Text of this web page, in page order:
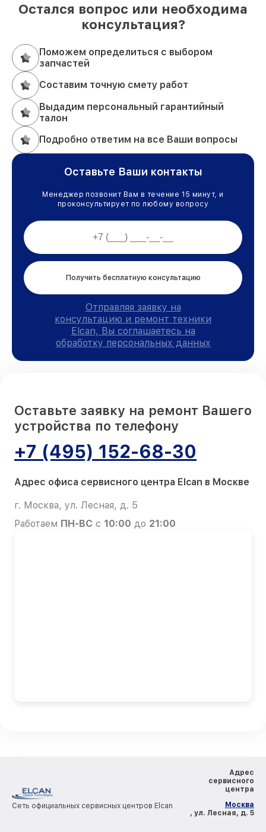
Остался вопрос или необходима
консультация?
Поможем определиться с выбором
запчастей
Составим точную смету работ
Выдадим персональный гарантийный
талон
Подробно ответим на все Ваши вопросы
Оставьте Ваши контакты
Менеджер позвонит Вам в течение 15 минут, и
проконсультирует по любому вопросу
Получить бесплатную консультацию
Отправляя заявку на
консультацию и ремонт техники
Elcan, Вы соглашаетесь на
обработку персональных данных
Оставьте заявку на ремонт Вашего
устройства по телефону
+7 (495) 152-68-30
Адрес офиса сервисного центра Elcan в Москве
г. Москва, ул. Лесная, д. 5
Работаем ПН-ВС с 10:00 до 21:00
Сеть официальных сервисных центров Elcan
Адрес
сервисного
центра
Москва
, ул. Лесная, д. 5